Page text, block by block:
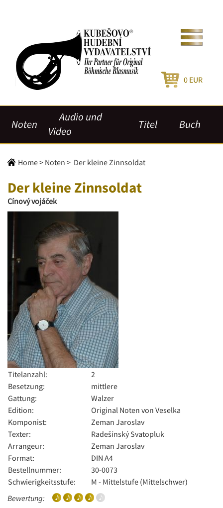
0 EUR
Noten
Audio und
Video
Titel Buch
Home> Noten > Der kleine Zinnsoldat
Der kleine Zinnsoldat
Cínový vojáček
Titelanzahl:
2
Besetzung:
mittlere
Gattung:
Walzer
Edition:
Original Noten von Veselka
Komponist:
Zeman Jaroslav
Texter:
Radešínský Svatopluk
Arrangeur:
Zeman Jaroslav
Format:
DIN A4
Bestellnummer:
30-0073
Schwierigkeitsstufe:
M - Mittelstufe (Mittelschwer)
Bewertung: